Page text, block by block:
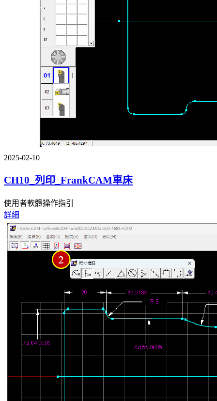
2025-02-10
CH10_列印_FrankCAM車床
使用者軟體操作指引
詳細